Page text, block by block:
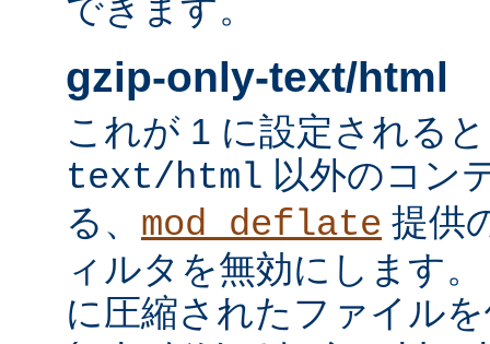
できます。
gzip-only-text/html
これが 1 に設定される
text/html 以外のコン
る、 mod_deflate 提供
ィルタを無効にします
に圧縮されたファイル